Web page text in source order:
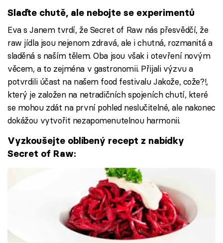
Slaďte chutě, ale nebojte se experimentů
Eva s Janem tvrdí, že Secret of Raw nás přesvědčí, že
raw jídla jsou nejenom zdravá, ale i chutná, rozmanitá a
sladěná s naším tělem. Oba jsou však i otevření novým
věcem, a to zejména v gastronomii. Přijali výzvu a
potvrdili účast na našem food festivalu Jakože, cože?!,
který je založen na netradičních spojeních chutí, které
se mohou zdát na první pohled neslučitelné, ale nakonec
dokážou vytvořit nezapomenutelnou harmonii.
Vyzkoušejte oblíbený recept z nabídky
Secret of Raw: